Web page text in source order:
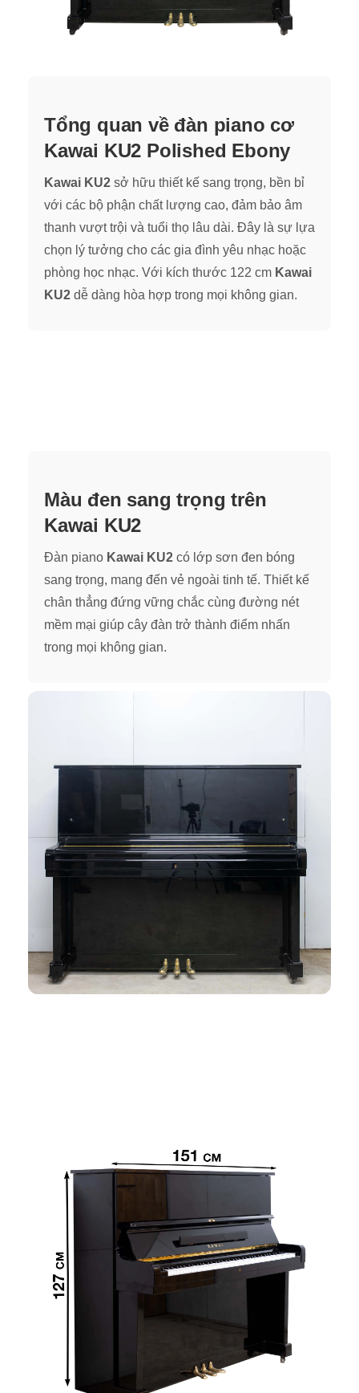
Tổng quan về đàn piano cơ
Kawai KU2 Polished Ebony
Kawai KU2 sở hữu thiết kế sang trọng, bền bỉ
với các bộ phận chất lượng cao, đảm bảo âm
thanh vượt trội và tuổi thọ lâu dài. Đây là sự lựa
chọn lý tưởng cho các gia đình yêu nhạc hoặc
phòng học nhạc. Với kích thước 122 cm Kawai
KU2 dễ dàng hòa hợp trong mọi không gian.
Màu đen sang trọng trên
Kawai KU2
Đàn piano Kawai KU2 có lớp sơn đen bóng
sang trọng, mang đến vẻ ngoài tinh tế. Thiết kế
chân thẳng đứng vững chắc cùng đường nét
mềm mại giúp cây đàn trở thành điểm nhấn
trong mọi không gian.